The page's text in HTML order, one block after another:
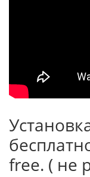
free. ( не